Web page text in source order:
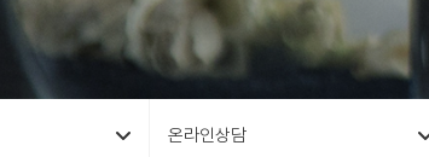
온라인상담